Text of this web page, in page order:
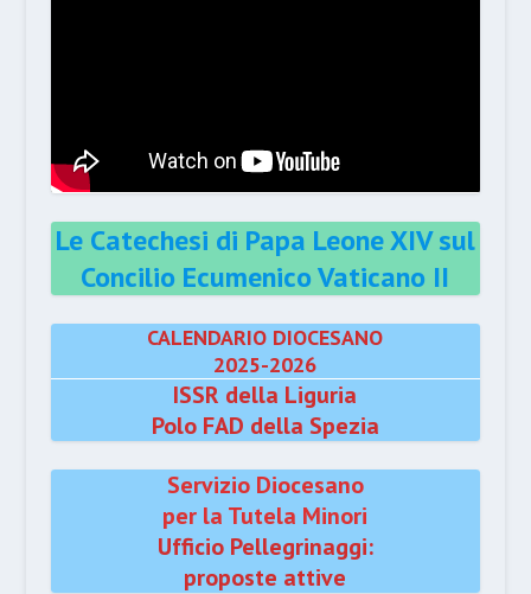
Le Catechesi di Papa Leone XIV sul
Concilio Ecumenico Vaticano II
CALENDARIO DIOCESANO
2025-2026
ISSR della Liguria
Polo FAD della Spezia
Servizio Diocesano
per la Tutela Minori
Ufficio Pellegrinaggi:
proposte attive